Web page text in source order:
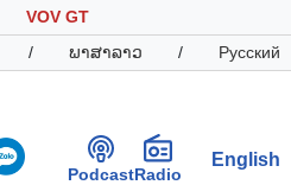
VOV GT
/ ພາສາລາວ / Русский
PodcastRadio
English